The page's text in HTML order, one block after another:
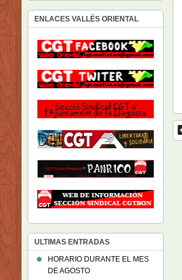
ENLACES VALLÉS ORIENTAL
ULTIMAS ENTRADAS
HORARIO DURANTE EL MES
DE AGOSTO